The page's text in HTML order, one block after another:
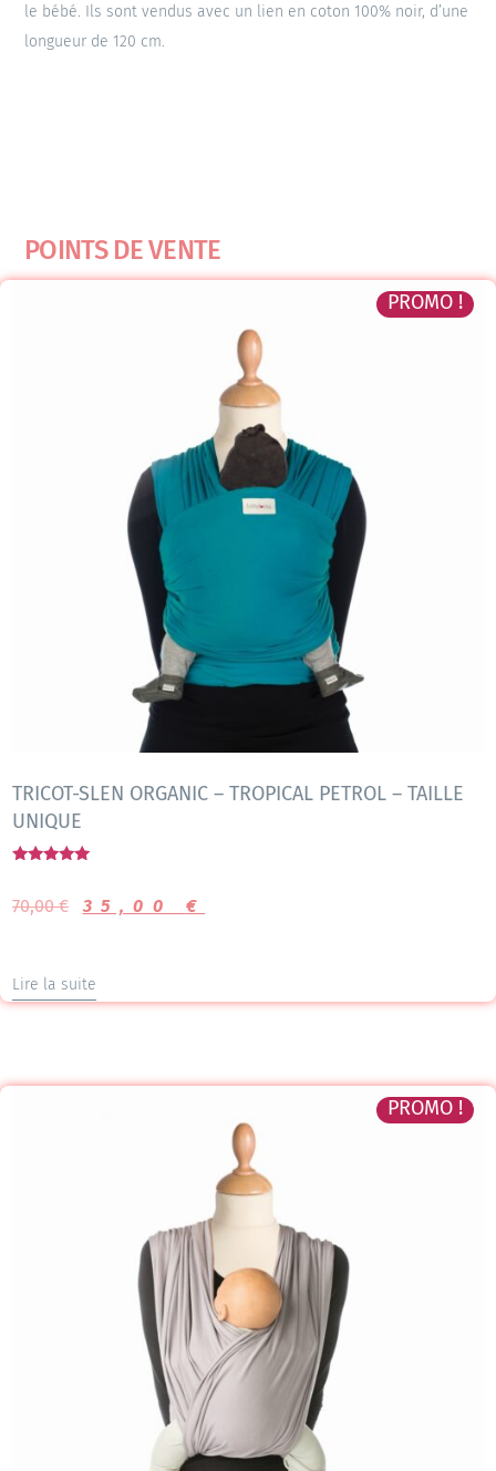
le bébé. Ils sont vendus avec un lien en coton 100% noir, d’une
longueur de 120 cm.
POINTS DE VENTE
PROMO !
TRICOT-SLEN ORGANIC – TROPICAL PETROL – TAILLE
UNIQUE
sur 5
70,00€ 35,00 €
Lire la suite
PROMO !